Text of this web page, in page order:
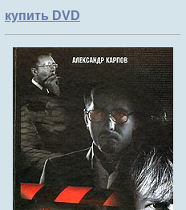
купить DVD